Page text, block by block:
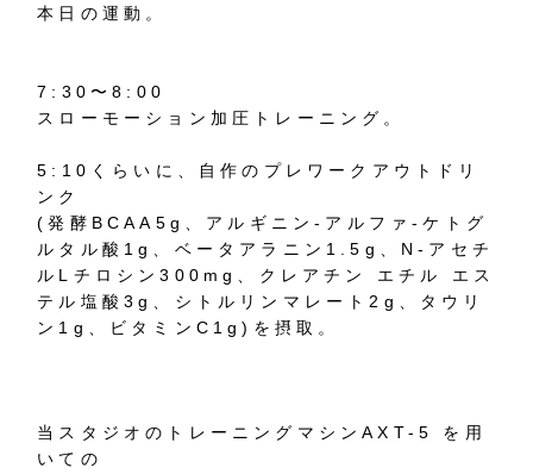
本日の運動。
7:30〜8:00
スローモーション加圧トレーニング。
5:10くらいに、自作のプレワークアウトドリ
ンク
(発酵BCAA5g、アルギニン-アルファ-ケトグ
ルタル酸1g、ベータアラニン1.5g、N-アセチ
ルLチロシン300mg、クレアチン エチル エス
テル塩酸3g、シトルリンマレート2g、タウリ
ン1g、ビタミンC1g)を摂取。
当スタジオのトレーニングマシンAXT-5 を用
いての